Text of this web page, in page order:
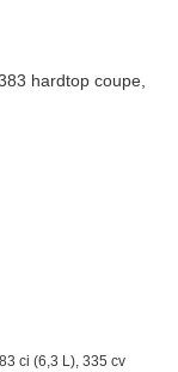
ci (6,3 L), 335 cv